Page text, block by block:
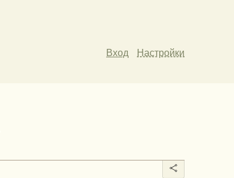
Вход Настройки